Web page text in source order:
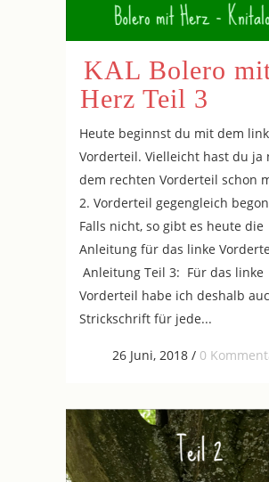
KAL Bolero
Herz Teil 3
Heute beginnst du mit dem
Vorderteil. Vielleicht hast du ja
dem rechten Vorderteil schon
2. Vorderteil gegengleich
Falls nicht, so gibt es heute die
Anleitung für das linke
Anleitung Teil 3: Für das linke
Vorderteil habe ich deshalb
Strickschrift für jede...
26 Juni, 2018/ 0